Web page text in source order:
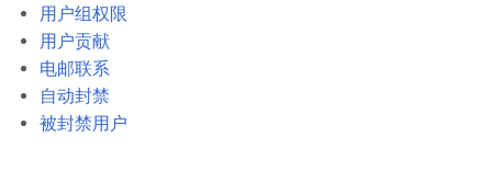
用户组权限
用户贡献
电邮联系
自动封禁
被封禁用户